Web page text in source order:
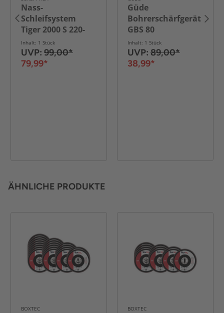
Nass-
Schleifsystem
Tiger 2000 S 220-
240V/50Hz
Inhalt: 1 Stück
UVP: 99,00*
79,99*
Güde
Bohrerschärfgerät
GBS 80
Inhalt: 1 Stück
UVP: 89,00*
38,99*
ÄHNLICHE PRODUKTE
BOXTEC BOXTEC